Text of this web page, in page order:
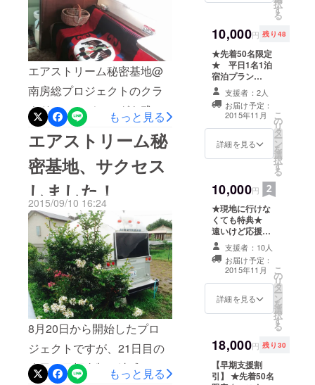
サイトもオープンしました
ので、ぜひご覧ください。
http://www.stellarplant.com
また、Facebookページでは
最新情報のお知らせもして
います。
https://www.facebook.com/st
ellarplant/ みなさまのご支
援、重ねてお礼申し上げま
す。 ありがとうございまし
た。 みなさまと現地でお会
いできることを楽しみにし
ています。
してみました。 試しに買っ
た３灯でライトアップして
みました。 予想以上によい
です！辺りは街灯もありま
せんので、陽が落ちれば
真っ暗。暗闇に、まさに浮
かんでいるように見えま
す。 エアストリームを照ら
している電灯は、ヤシの木
用なので、少し光量が強す
ぎますね。葉丈5mのヤシの
木ならバッチリでしょう！
やっぱりこの場所には、ラ
イトアップが必要です。本
日、夜、２４時ちょうどま
で、ご支援を受付ていま
す。宿泊付きコースでは、
先行割引特典がありますの
で、来年の夏やシルバー
エアストリーム秘密基地@
南房総プロジェクトのクラ
ウドファンディングも残す
ところ8日間となりました。
この期間中、芝生を植えた
り、 ウッドデッキを作った
り（まだ途中）、 バーベ
キュー用のピットを作った
り、 エアストリーム車内の
ガスストーブを外して、エ
アコンの取り付けをした
り、 まだメンテナンス中な
がら、ちょいとスタイリン
グしてみたり、、 と、作業
を進めています。 毎晩、作
業を終えて、現地でお酒を
もっと見る
エアストリーム秘
密基地、サクセス
しました！
2015/09/10 16:24
8月20日から開始したプロ
ジェクトですが、21日目の
昨日、目標金額を達成しま
もっと見る
「MINATO
BARRACKS
」をオープ
ンし直営大
家となる。
2019年ゲス
トハウス
「tu.ne.Host
開業。その
取り組みは
官民連携の
「リノベー
ションまち
づくり」に
発展中。
座右の銘
で持て」。
択
す
る
10,000円 残り48
★先着50名限定
★ 平日1名1泊
宿泊プラン
○Webにあなた
のお名前を記載
します。 ○ロゴ
入りポケットス
クリュードライ
バー 1個
○Facebook秘密
権 【平日１
名１泊宿泊権】
支援者：2人
お届け予定：
2015年11月
詳細を見る
こ
の
リ
タ
ー
ン
を
選
択
す
る
10,000円
★現地に行けな
くても特典★
遠いけど応援プ
ラン ○Webにあ
なたのお名前を
記載します。 ○
ロゴ入りポケッ
トスクリュード
ライバー 1個
○Facebook秘密
名前入りプレー
ト 【ドッグ
タグ】認識票サ
イズ ○エアスト
支援者：10人
お届け予定：
2015年11月
詳細を見る
こ
の
リ
タ
ー
ン
を
選
択
す
る
18,000円 残り30
【早期支援割
引】 ★先着50名